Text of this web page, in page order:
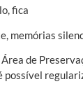
fica
memórias
de
possível